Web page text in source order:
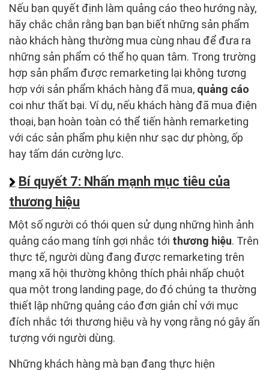
Nếu bạn quyết định làm quảng cáo theo hướng này,
hãy chắc chắn rằng bạn bạn biết những sản phẩm
nào khách hàng thường mua cùng nhau để đưa ra
những sản phẩm có thể họ quan tâm. Trong trường
hợp sản phẩm được remarketing lại không tương
hợp với sản phẩm khách hàng đã mua, quảng cáo
coi như thất bại. Ví dụ, nếu khách hàng đã mua điện
thoại, bạn hoàn toàn có thể tiến hành remarketing
với các sản phẩm phụ kiện như sạc dự phòng, ốp
hay tấm dán cường lực.
Bí quyết 7: Nhấn mạnh mục tiêu của
thương hiệu
Một số người có thói quen sử dụng những hình ảnh
quảng cáo mang tính gợi nhắc tới thương hiệu. Trên
thực tế, người dùng đang được remarketing trên
mạng xã hội thường không thích phải nhấp chuột
qua một trong landing page, do đó chúng ta thường
thiết lập những quảng cáo đơn giản chỉ với mục
đích nhắc tới thương hiệu và hy vọng rằng nó gây ấn
tượng với người dùng.
Những khách hàng mà bạn đang thực hiện